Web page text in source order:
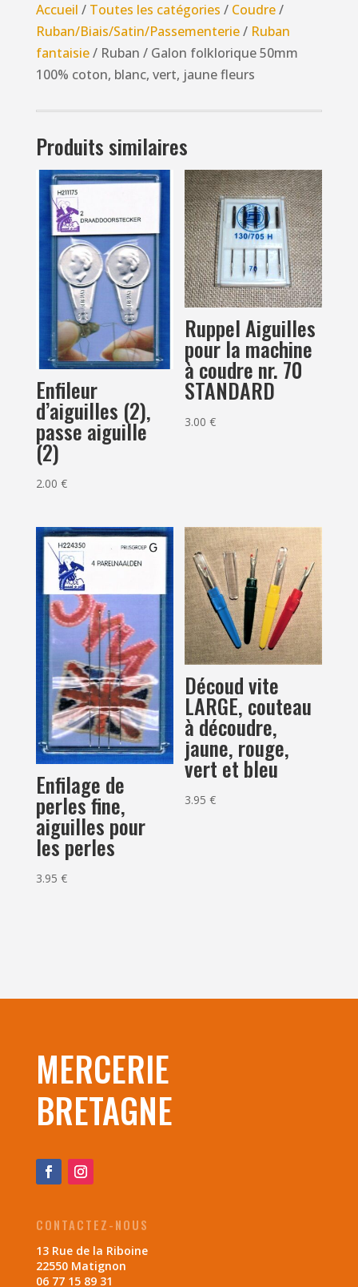
folklorique
50mm
100%
coton,
blanc,
jaune
fleurs
Accueil / Toutes les catégories / Coudre/
Ruban/Biais/Satin/Passementerie/ Ruban
fantaisie/ Ruban / Galon folklorique 50mm
100% coton, blanc, vert, jaune fleurs
Produits similaires
Enfileur
d’aiguilles (2),
passe aiguille
(2)
2.00 €
Ruppel Aiguilles
pour la machine
à coudre nr. 70
STANDARD
3.00€
Enfilage de
perles fine,
aiguilles pour
les perles
3.95 €
Découd vite
LARGE, couteau
à découdre,
jaune, rouge,
vert et bleu
3.95€
MERCERIE
BRETAGNE
CONTACTEZ-NOUS
13 Rue de la Riboine
22550 Matignon
06 77 15 89 31